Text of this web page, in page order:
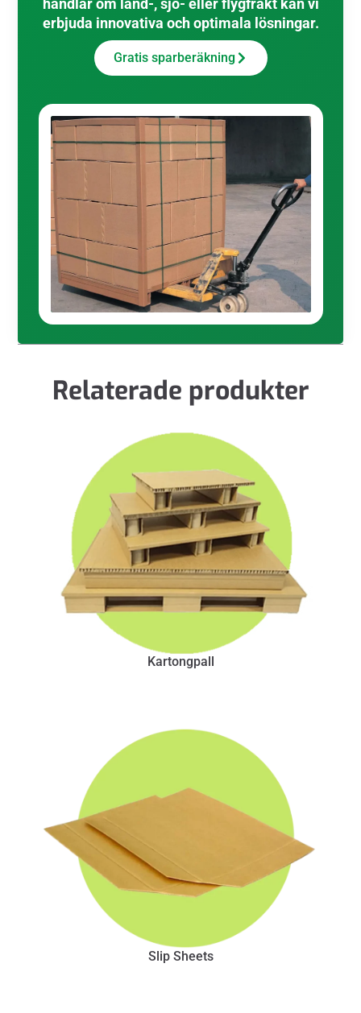
erbjuda innovativa och optimala lösningar.
Gratis sparberäkning
Relaterade produkter
Kartongpall
Slip Sheets